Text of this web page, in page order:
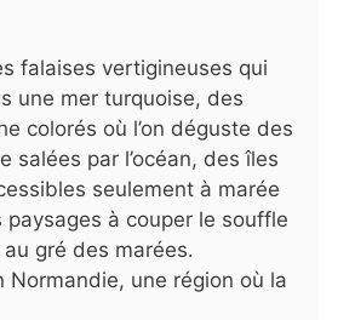
falaises vertigineuses qui
une mer turquoise, des
colorés où l’on déguste des
salées par l’océan, des îles
seulement à marée
paysages à couper le souffle
gré des marées.
Normandie, une région où la